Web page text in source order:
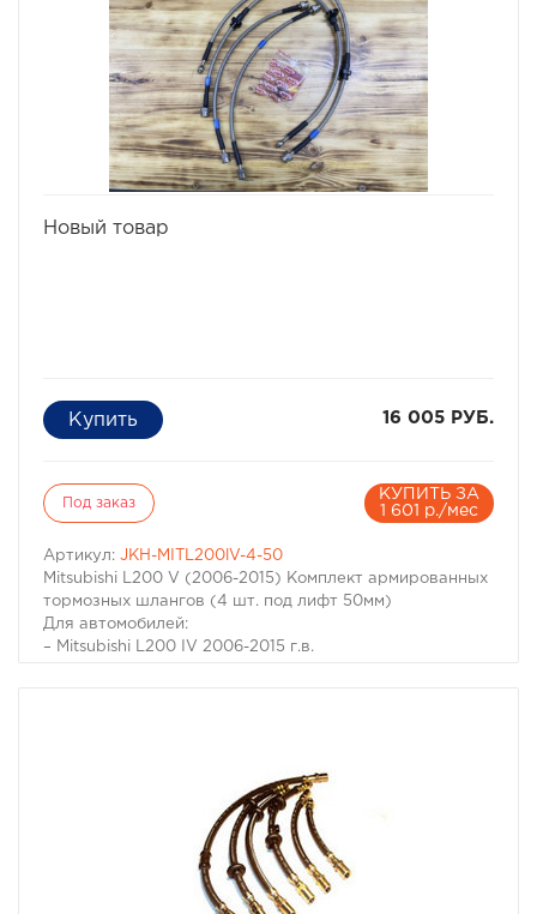
Новый товар
16 005 РУБ.
Под заказ
КУПИТЬ ЗА
1 601 р./мес
Артикул: JKH-MITL200lV-4-50
Mitsubishi L200 V (2006-2015) Комплект армированных
тормозных шлангов (4 шт. под лифт 50мм)
Для автомобилей:
– Mitsubishi L200 IV 2006-2015 г.в.